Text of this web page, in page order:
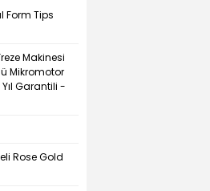
Form Tips
Makinesi
Mikromotor
Yıl Garantili -
Rose Gold